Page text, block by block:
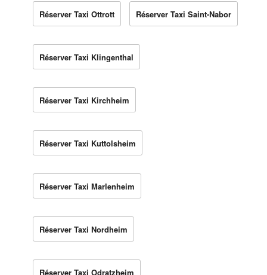
Réserver Taxi Ottrott Réserver Taxi Saint-Nabor
Réserver Taxi Klingenthal
Réserver Taxi Kirchheim
Réserver Taxi Kuttolsheim
Réserver Taxi Marlenheim
Réserver Taxi Nordheim
Réserver Taxi Odratzheim